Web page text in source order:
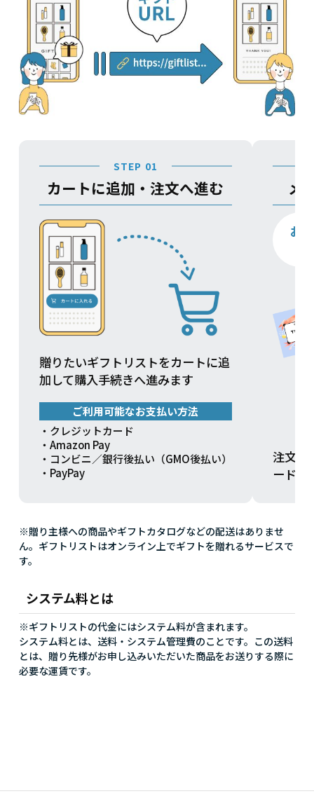
STEP 01
カートに追加・注文へ進む
贈りたいギフトリストをカートに追
加して購入手続きへ進みます
ご利用可能なお支払い方法
・クレジットカード
・Amazon Pay
・コンビニ／銀行後払い（GMO後払い）
・PayPay
メ
お
注文方
ードを
※贈り主様への商品やギフトカタログなどの配送はありませ
ん。ギフトリストはオンライン上でギフトを贈れるサービスで
す。
システム料とは
※ギフトリストの代金にはシステム料が含まれます。
システム料とは、送料・システム管理費のことです。この送料
とは、贈り先様がお申し込みいただいた商品をお送りする際に
必要な運賃です。